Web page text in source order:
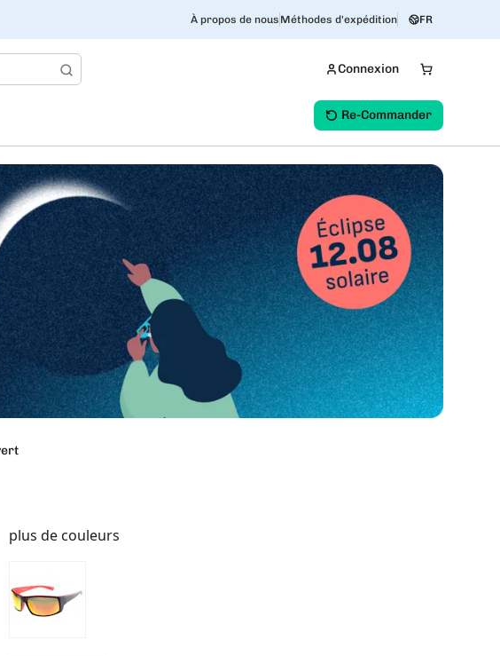
À propos de nous Méthodes d'expédition FR
Connexion
Re-Commander
plus de couleurs